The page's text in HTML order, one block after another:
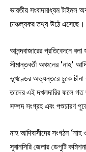
ভারতীয় সংবাদমাধ্যম টাইমস
চাঞ্চল্যকর তথ্য উঠে এসেছে।
আনন্দবাজারের প্রতিবেদনে
সীমান্তবর্তী অঞ্চলের ‘নাহ’
ভূখণ্ডের অভ্যন্তরে ঢুকে চীনা
তাদের এই দখলদারির ফলে গত
সম্পদ সংগ্রহ এবং পশুচারণ
নাহ আদিবাসীদের সংগঠন
সুবানসিরি জেলার ডেপুটি